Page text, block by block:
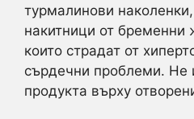
турмалинови
накитници от бременни
които страдат от
сърдечни проблеми. Не
продукта върху